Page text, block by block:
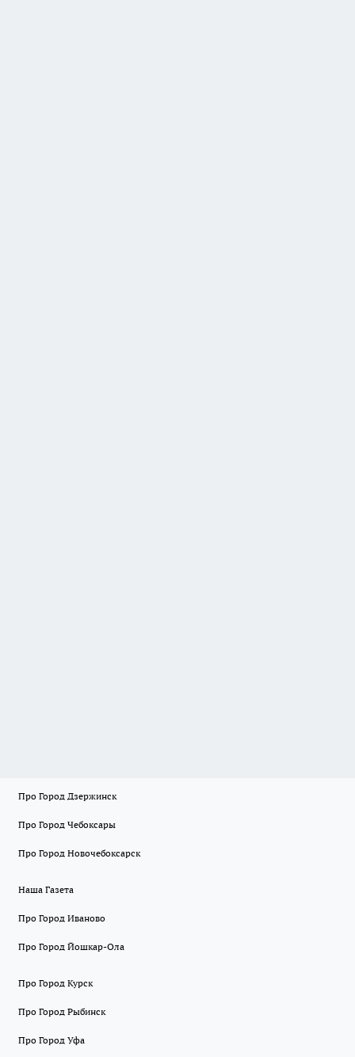
Про Город Дзержинск
Про Город Чебоксары
Про Город Новочебоксарск
Наша Газета
Про Город Иваново
Про Город Йошкар-Ола
Про Город Курск
Про Город Рыбинск
Про Город Уфа